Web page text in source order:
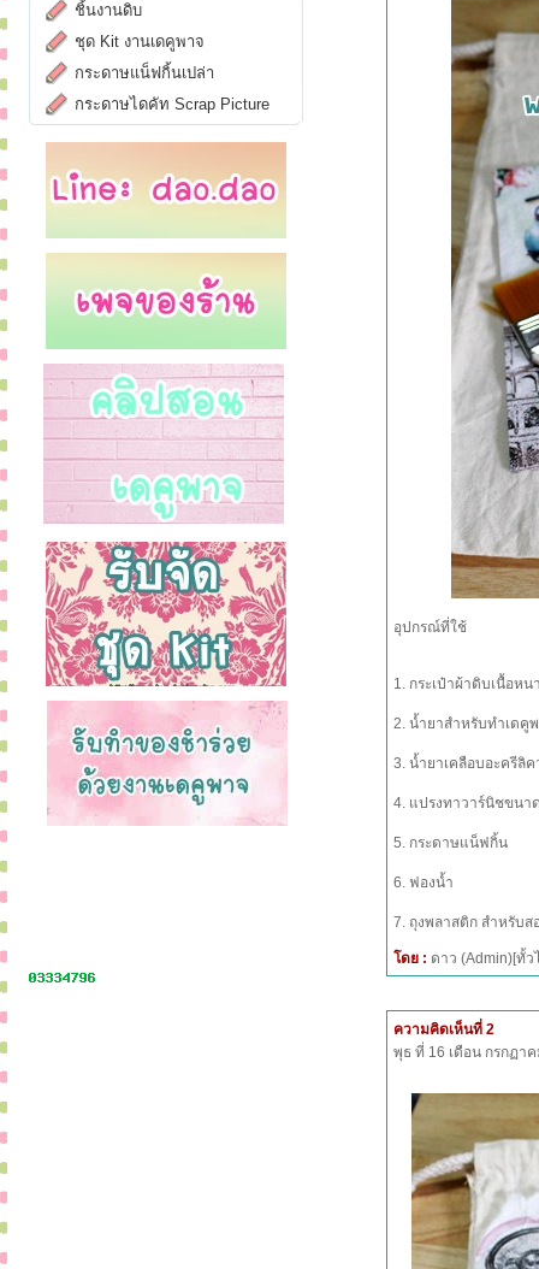
ชิ้นงานดิบ
ชุด Kit งานเดคูพาจ
กระดาษแน็ฟกิ้นเปล่า
กระดาษไดคัท Scrap Picture
อุปกรณ์ที่ใช้
1. กระเป๋าผ้าดิบเนื้อหน
2. น้ำยาสำหรับทำเดคู
3. น้ำยาเคลือบอะครีลิ
4. แปรงทาวาร์นิชขนา
5. กระดาษแน็ฟกิ้น
6. ฟองน้ำ
7. ถุงพลาสติก สำหรับ
โดย : ดาว (Admin)[
ความคิดเห็นที่ 2
พุธ ที่ 16 เดือน กรกฏา